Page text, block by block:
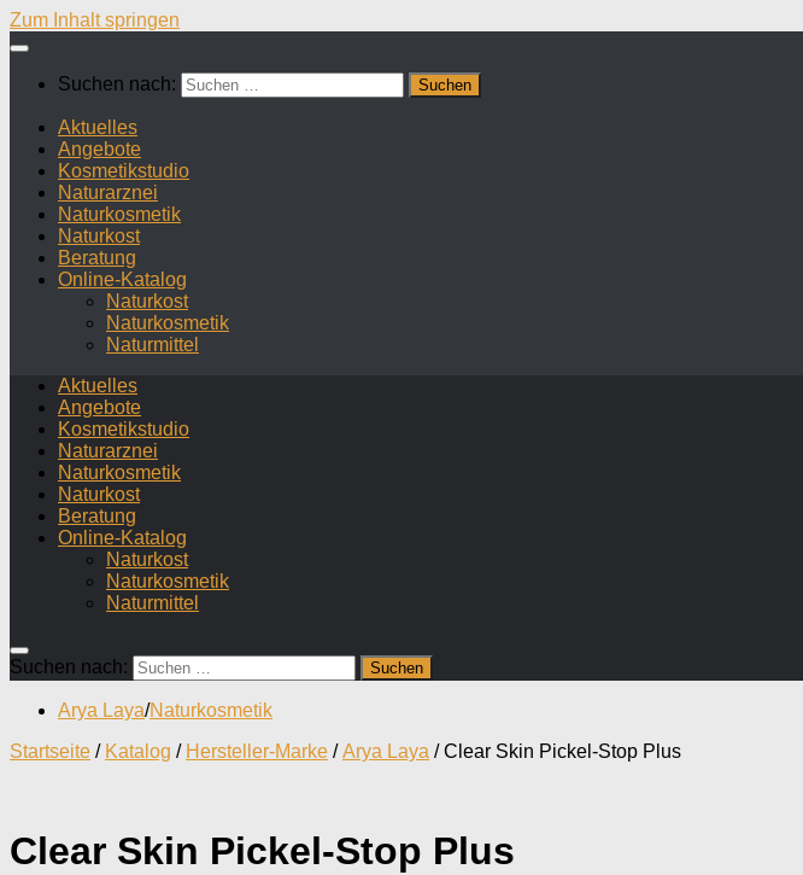
Zum Inhalt springen
Suchen nach:
Aktuelles
Angebote
Kosmetikstudio
Naturarznei
Naturkosmetik
Naturkost
Beratung
Online-Katalog
Naturkost
Naturkosmetik
Naturmittel
Aktuelles
Angebote
Kosmetikstudio
Naturarznei
Naturkosmetik
Naturkost
Beratung
Online-Katalog
Naturkost
Naturkosmetik
Naturmittel
Suchen nach:
Arya Laya/Naturkosmetik
Startseite / Katalog / Hersteller-Marke /Arya Laya / Clear Skin Pickel-Stop Plus
Clear Skin Pickel-Stop Plus